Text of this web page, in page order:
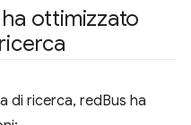
ha ottimizzato
di ricerca, redBus ha